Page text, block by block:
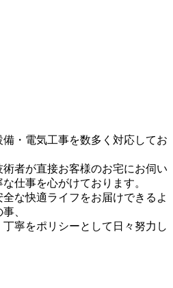
・電気工事を数多く対応してお
者が直接お客様のお宅にお伺い
仕事を心がけております。
な快適ライフをお届けできるよ
、
寧をポリシーとして日々努力し